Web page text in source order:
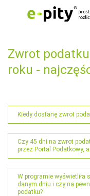
Zwrot
roku -
Kiedy dostanę zwrot
Czy 45 dni na zwrot
przez Portal Podatkowy,
W programie
danym dniu i czy na
podatku?